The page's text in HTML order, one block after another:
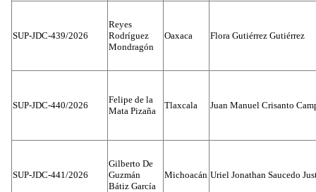
SUP-JDC-439/2026
Reyes
Rodríguez
Mondragón
Oaxaca Flora Gutiérrez Gutiérrez
SUP-JDC-440/2026
Felipe de la
Mata Pizaña
Tlaxcala Juan Manuel Crisanto
SUP-JDC-441/2026
Gilberto De
Guzmán
Bátiz García
Michoacán Uriel Jonathan Saucedo